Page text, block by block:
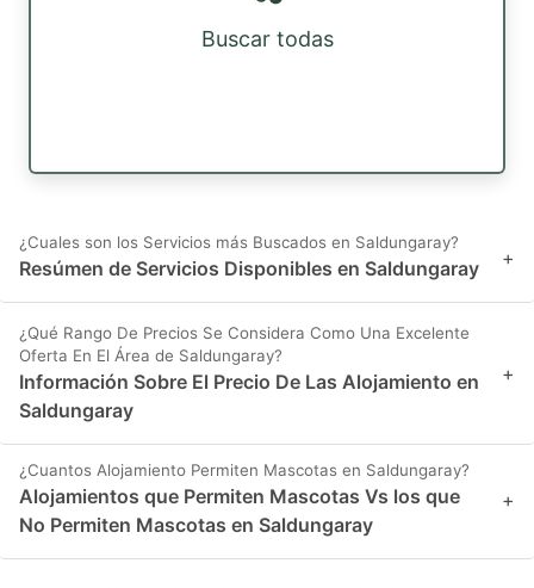
Buscar todas
¿Cuales son los Servicios más Buscados en Saldungaray?
Resúmen de Servicios Disponibles en Saldungaray +
¿Qué Rango De Precios Se Considera Como Una Excelente
Oferta En El Área de Saldungaray?
Información Sobre El Precio De Las Alojamiento en
Saldungaray
+
¿Cuantos Alojamiento Permiten Mascotas en Saldungaray?
Alojamientos que Permiten Mascotas Vs los que
No Permiten Mascotas en Saldungaray
+